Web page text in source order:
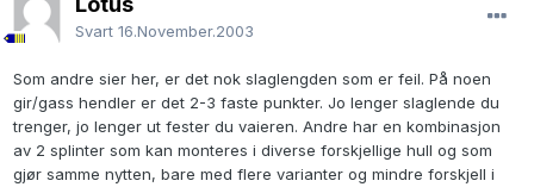
Svart 16.November.2003
Som andre sier her, er det nok slaglengden som er feil. På noen
gir/gass hendler er det 2-3 faste punkter. Jo lenger slaglende du
trenger, jo lenger ut fester du vaieren. Andre har en kombinasjon
av 2 splinter som kan monteres i diverse forskjellige hull og som
gjør samme nytten, bare med flere varianter og mindre forskjell i